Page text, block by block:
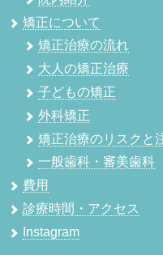
矯正について
矯正治療の流れ
大人の矯正治療
子どもの矯正
外科矯正
矯正治療のリスクと
一般歯科・審美歯科
費用
診療時間・アクセス
Instagram